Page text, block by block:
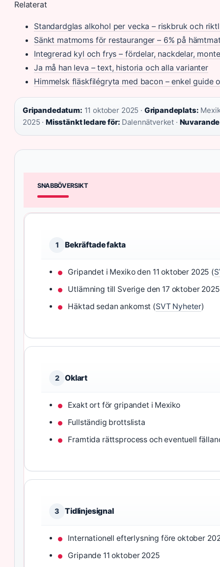
Relaterat
Standardglas alkohol per vecka – riskbruk och
Sänkt matmoms för restauranger – 6% på
Integrerad kyl och frys – fördelar, nackdelar,
Ja må han leva – text, historia och alla varianter
Himmelsk fläskfilégryta med bacon – enkel guide
Gripandedatum: 11 oktober 2025 · Gripandeplats:
2025 · Misstänkt ledare för: Dalennätverket ·
SNABBÖVERSIKT
1 Bekräftade fakta
Gripandet i Mexiko den 11 oktober 2025 (
Utlämning till Sverige den 17 oktober
Häktad sedan ankomst (SVT Nyheter)
2 Oklart
Exakt ort för gripandet i Mexiko
Fullständig brottslista
Framtida rättsprocess och eventuell
3 Tidlinjesignal
Internationell efterlysning före oktober
Gripande 11 oktober 2025